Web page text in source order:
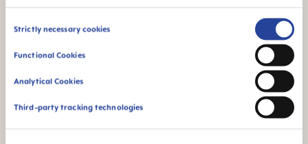
Consent
Strictly necessary cookies
Functional Cookies
Analytical Cookies
Third-party tracking technologies
a casa, desean la cesárea, se enfadan, se
desesperan o están irritables. Las contracciones
pueden ser más irregulares y fuertes. Pueden
aparecer mareos y temblores. Un pequeño
consuelo: esta fase de transición normalmente
pasa muy rápido.